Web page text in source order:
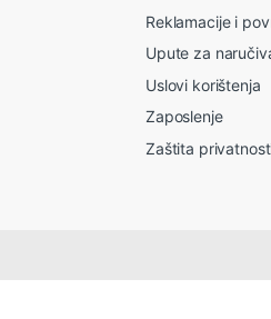
Reklamacije i
Upute za
Uslovi korištenja
Zaposlenje
Zaštita